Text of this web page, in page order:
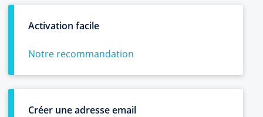
Activation facile
Notre recommandation
Créer une adresse email